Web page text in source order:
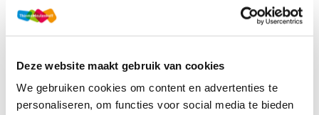
Deze website maakt gebruik van cookies
We gebruiken cookies om content en advertenties te
personaliseren, om functies voor social media te bieden
Druk
Soort uitgave Boek
ISBN 9789006373851